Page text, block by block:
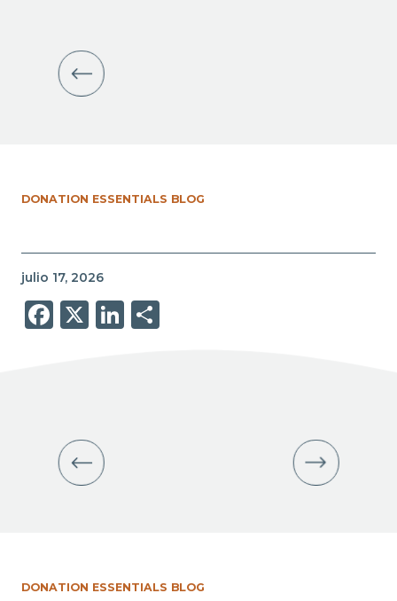
DONATION ESSENTIALS BLOG
julio 17, 2026
Facebook
X LinkedIn
Share
DONATION ESSENTIALS BLOG